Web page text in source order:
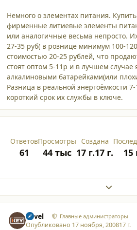
Немного о элементах питания.
фирменные литиевые элементы
или аналогичные весьма непросто.
27-35 руб( в рознице минимум 100-
стоимостью 20-25 рублей, что
стоят оптом 5-11р и в лучшем случае
алкалиновыми батарейками(или
Разница в реальной энергоёмкости
короткий срок их службы в ключе.
Ответов
61
Просмотры
44 тыс
Создана
17 г.17 г. 15
Expand
Pavel Главные администраторы
Опубликовано 17 ноября, 200817 г.